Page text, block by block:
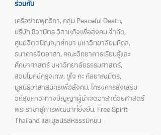
ร่วมกับ
เครือข่ายพุทธิกา, กลุ่ม Peaceful Death,
บริษัท ชีวามิตร วิสาหกิจเพื่อสังคม จำกัด,
ศูนย์จิตตปัญญาศึกษา มหาวิทยาลัยมหิดล,
ธนาคารจิตอาสา, คณะวิทยาการเรียนรู้และ
ศึกษาศาสตร์ มหาวิทยาลัยธรรมศาสตร์,
สวนโมกข์กรุงเทพ, ชูใจ กะ กัลยาณมิตร,
มูลนิธิอาสาสมัครเพื่อสังคม, โครงการส่งเสริม
วิถีสุขภาวะทางปัญญาผู้นำจิตอาสาด้วยศาสตร์
พระราชาสู่การพัฒนาที่ยั่งยืน, Free Spirit
Thailand และมูลนิธิสหธรรมิกชน